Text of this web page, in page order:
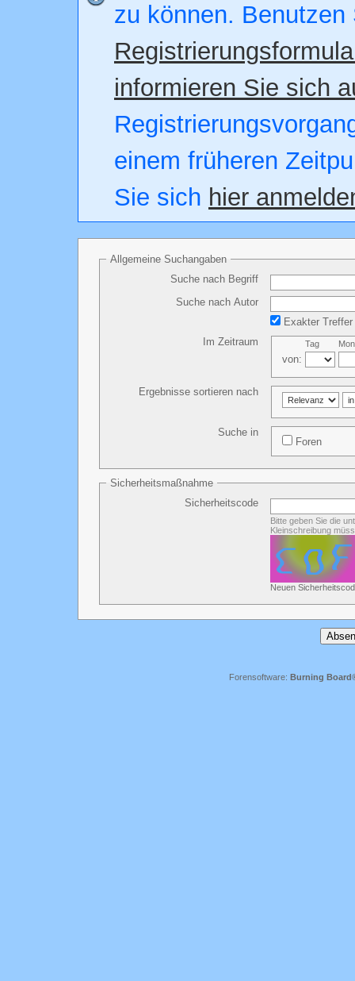
zu können. Benutzen
informieren Sie sich
einem früheren
Sie sich hier
Allgemeine Suchangaben
Suche nach Begriff
Suche nach Autor
Exakter Treffer
Im Zeitraum
von:
Tag
Ergebnisse sortieren nach
Suche in
Foren
Sicherheitsmaßnahme
Sicherheitscode
Bitte geben Sie die
Kleinschreibung
Neuen
Forensoftware: Burning